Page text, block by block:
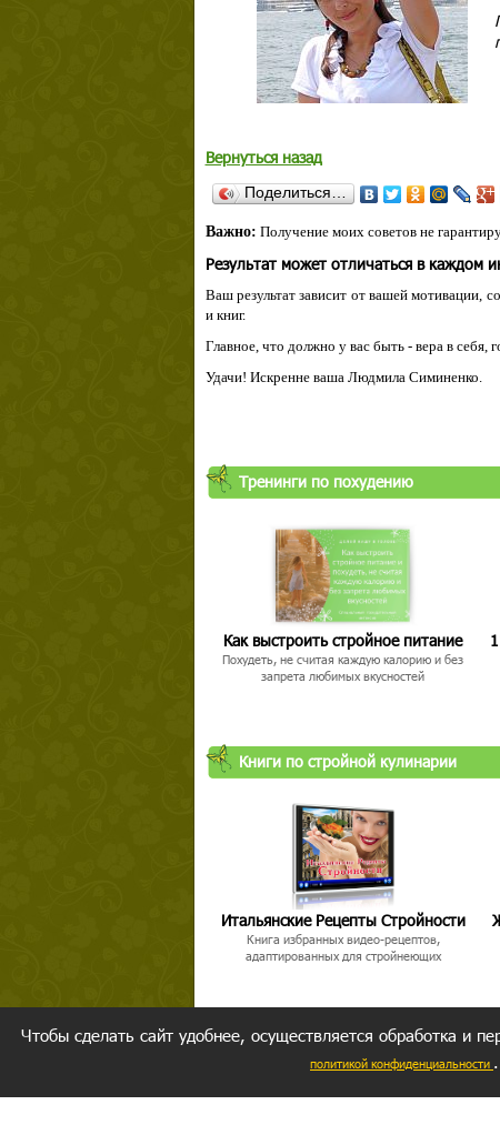
Вернуться назад
Поделиться…
Важно: Получение моих советов не
Результат может отличаться в каждом
Ваш результат зависит от вашей мотивации,
и книг.
Главное, что должно у вас быть - вера в себя,
Удачи! Искренне ваша Людмила Симиненко.
Тренинги по похудению
Как выстроить стройное питание
Похудеть, не считая каждую калорию и без
запрета любимых вкусностей
Книги по стройной кулинарии
Итальянские Рецепты Стройности
Книга избранных видео-рецептов,
адаптированных для стройнеющих
Чтобы сделать сайт удобнее, осуществляется обработка и
политикой конфиденциальности